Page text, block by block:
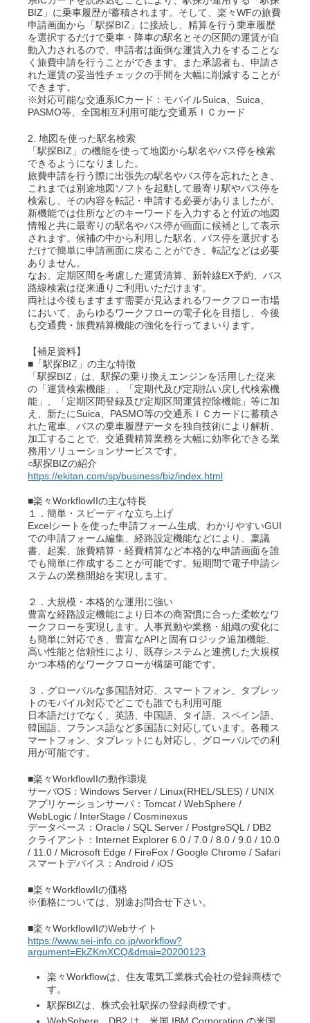
BIZ」に乗車履歴が蓄積されます。そして、楽々WFの旅費
申請画面から「駅探BIZ」に接続し、精算を行う乗車履歴
を選択するだけで乗車・降車の駅名とその区間の運賃が自
動入力されるので、申請者は面倒な運賃入力をすることな
く旅費申請を行うことができます。また承認者も、申請さ
れた運賃の妥当性チェックの手間を大幅に削減することが
できます。
※対応可能な交通系ICカード：モバイルSuica、Suica、
PASMO等、全国相互利用可能な交通系ＩＣカード
2. 地図を使った駅名検索
「駅探BIZ」の機能を使って地図から駅名やバス停を検索
できるようになりました。
旅費申請を行う際に出張先の駅名やバス停を忘れたとき、
これまでは別途地図ソフトを起動して最寄り駅やバス停を
検索し、その内容を転記・申請する必要がありましたが、
新機能では住所などのキーワードを入力すると付近の地図
情報と共に最寄りの駅名やバス停が画面に候補として表示
されます。候補の中から利用した駅名、バス停を選択する
だけで簡単に申請画面に戻ることができ、転記などは必要
ありません。
なお、定期区間を考慮した運賃清算、新幹線EX予約、バス
路線検索は従来通りご利用いただけます。
両社は今後もますます需要が見込まれるワークフロー市場
において、あらゆるワークフローの電子化を目指し、今後
も交通費・旅費精算機能の強化を行ってまいります。
【補足資料】
■「駅探BIZ」の主な特徴
「駅探BIZ」は、駅探の乗り換えエンジンを活用した従来
の「運賃検索機能」、「定期代及び定期払い戻し代検索機
能」、「定期区間登録及び定期区間運賃控除機能」等に加
え、新たにSuica、PASMO等の交通系ＩＣカードに蓄積さ
れた電車、バスの乗車履歴データを独自技術により解析、
加工することで、交通費精算業務を大幅に効率化できる業
務用ソリューションサービスです。
○駅探BIZの紹介
https://ekitan.com/sp/business/biz/index.html
■楽々WorkflowIIの主な特長
１．簡単・スピーディな立ち上げ
Excelシートを使った申請フォーム生成、わかりやすいGUI
での申請フォーム編集、経路設定機能などにより、稟議
書、起案、旅費精算・経費精算など本格的な申請画面を誰
でも簡単に作成することが可能です。短期間で電子申請シ
ステムの業務開始を実現します。
２．大規模・本格的な運用に強い
豊富な経路設定機能により日本の商習慣に合った柔軟なワ
ークフローを実現します。人事異動や業務・組織の変化に
も簡単に対応でき、豊富なAPIと固有ロジック追加機能、
高い性能と信頼性により、既存システムと連携した大規模
かつ本格的なワークフローが構築可能です。
３．グローバルな多国語対応、スマートフォン、タブレッ
トのモバイル対応でどこでも誰でも利用可能
日本語だけでなく、英語、中国語、タイ語、スペイン語、
韓国語、フランス語など多国語に対応しています。各種ス
マートフォン、タブレットにも対応し、グローバルでの利
用が可能です。
■楽々WorkflowIIの動作環境
サーバOS：Windows Server / Linux(RHEL/SLES) / UNIX
アプリケーションサーバ：Tomcat / WebSphere /
WebLogic / InterStage / Cosminexus
データベース：Oracle / SQL Server / PostgreSQL / DB2
クライアント：Internet Explorer 6.0 / 7.0 / 8.0 / 9.0 / 10.0
/ 11.0 / Microsoft Edge / FireFox / Google Chrome / Safari
スマートデバイス：Android / iOS
■楽々WorkflowIIの価格
※価格については、別途お問合せ下さい。
■楽々WorkflowIIのWebサイト
https://www.sei-info.co.jp/workflow?
argument=EkZKmXCQ&dmai=20200123
楽々Workflowは、住友電気工業株式会社の登録商標で
す。
駅探BIZは、株式会社駅探の登録商標です。